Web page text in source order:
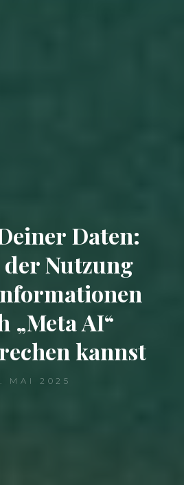
Daten:
Nutzung
„Meta AI“
kannst
MAI 2025